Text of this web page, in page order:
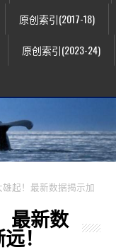
原创索引(2017-18)
原创索引(2023-24)
雄起！最新数据揭示加
最新数
！